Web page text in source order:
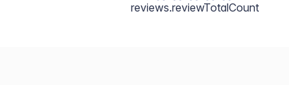
reviews.reviewTotalCount